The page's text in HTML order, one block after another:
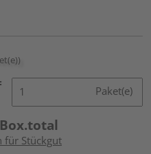
Paket(e)
für Stückgut